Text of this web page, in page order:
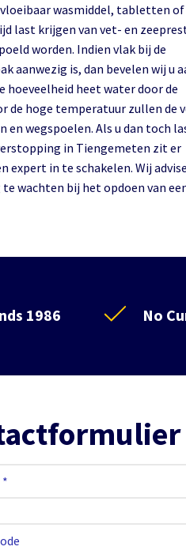
wasmiddel, tabletten of
last krijgen van vet- en
worden. Indien vlak bij de
aanwezig is, dan bevelen wij u
hoeveelheid heet water door de
de hoge temperatuur zullen de
en wegspoelen. Als u dan toch
in Tiengemeten zit er
expert in te schakelen. Wij
wachten bij het opdoen van
1986 No